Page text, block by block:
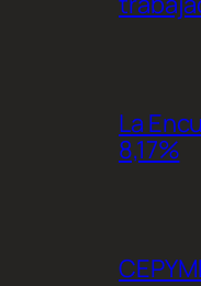
La
8,17%